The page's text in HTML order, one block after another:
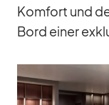
Kom­fort und
Bord ei­ner